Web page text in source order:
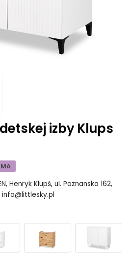
izby Klups
Henryk Klupś, ul. Poznanska 162,